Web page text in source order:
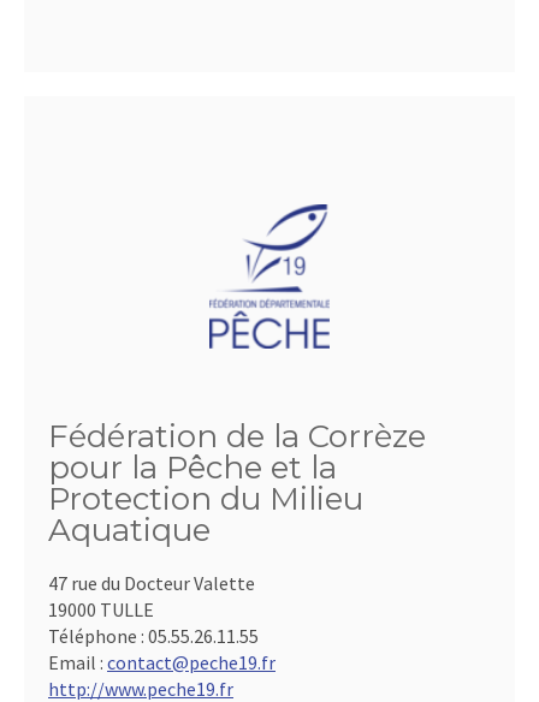
Fédération de la Corrèze
pour la Pêche et la
Protection du Milieu
Aquatique
47 rue du Docteur Valette
19000 TULLE
Téléphone : 05.55.26.11.55
Email : contact@peche19.fr
http://www.peche19.fr